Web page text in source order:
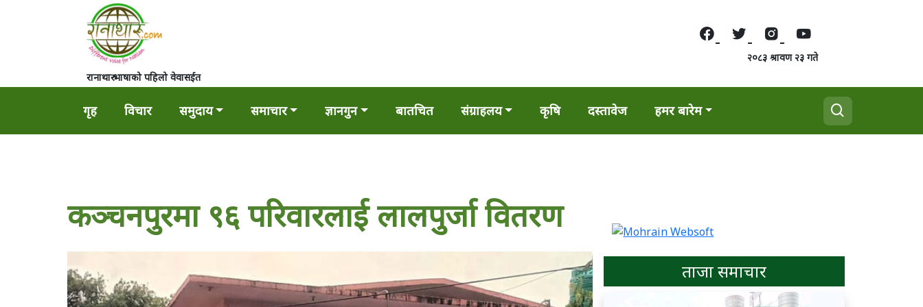
रानाथारु भाषाको पहिलो वेवासईत
२०८३ श्रावण २३ गते
गृह विचार समुदाय समाचार ज्ञानगुन बातचित संग्राहलय कृषि दस्तावेज हमर बारेम
कञ्चनपुरमा ९६ परिवारलाई लालपुर्जा वितरण
ताजा समाचार